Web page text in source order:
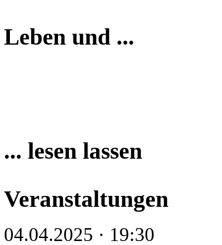
Leben und ...
... lesen lassen
Veranstaltungen
04.04.2025 · 19:30